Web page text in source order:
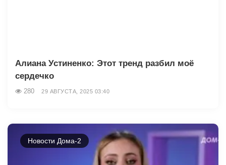
Алиана Устиненко: Этот тренд разбил моё
сердечко
280 29 АВГУСТА, 2025 03:40
Новости Дома-2